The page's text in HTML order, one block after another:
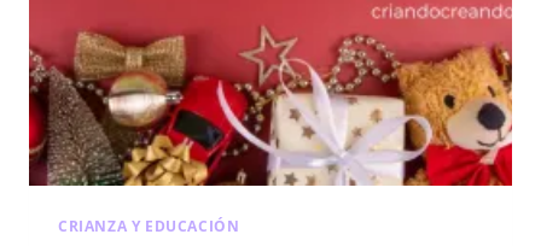
CRIANZA Y EDUCACIÓN